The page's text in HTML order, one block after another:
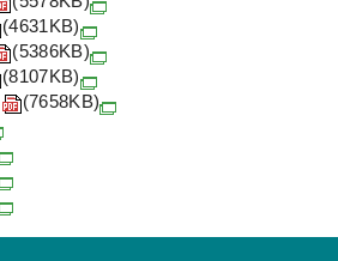
(4631KB)
(5386KB)
(8107KB)
(7658KB)